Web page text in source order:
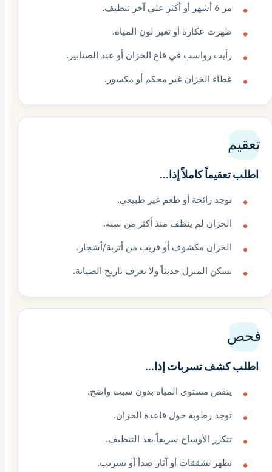
مر 6 أشهر أو أكثر على آخر تنظيف.
ظهرت عكارة أو تغير لون المياه.
رأيت رواسب في قاع الخزان أو عند الصنابير.
غطاء الخزان غير محكم أو مكسور.
تعقيم
اطلب تعقيماً كاملاً إذا...
توجد رائحة أو طعم غير طبيعي.
الخزان لم ينظف منذ أكثر من سنة.
الخزان مكشوف أو قريب من أتربة/أشجار.
تسكن المنزل حديثاً ولا تعرف تاريخ الصيانة.
فحص
اطلب كشف تسربات إذا...
ينقص مستوى المياه بدون سبب واضح.
توجد رطوبة حول قاعدة الخزان.
تتكرر الأوساخ سريعاً بعد التنظيف.
تظهر تشققات أو آثار صدأ أو تسريب.